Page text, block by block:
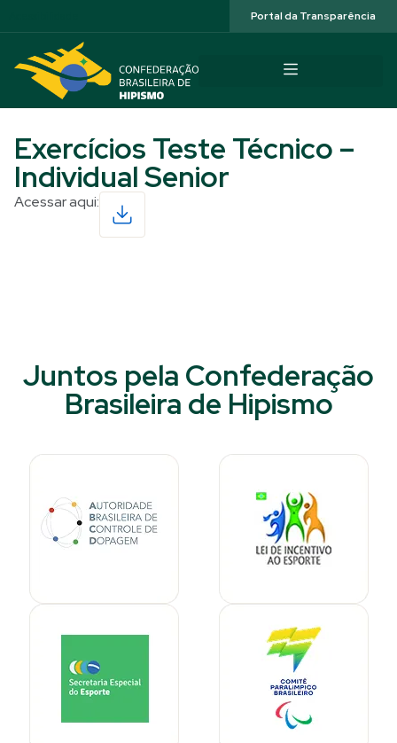
Portal da Transparência
Exercícios Teste Técnico –
Individual Senior
Acessar aqui:
Juntos pela Confederação
Brasileira de Hipismo